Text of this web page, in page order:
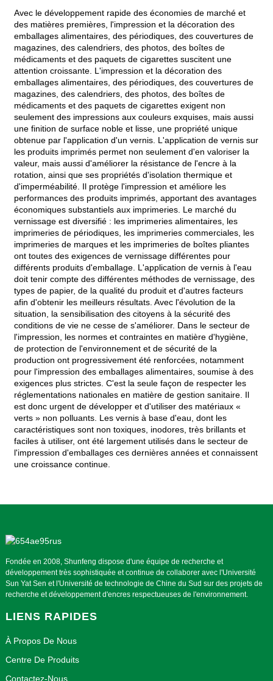
Avec le développement rapide des économies de marché et
des matières premières, l'impression et la décoration des
emballages alimentaires, des périodiques, des couvertures de
magazines, des calendriers, des photos, des boîtes de
médicaments et des paquets de cigarettes suscitent une
attention croissante. L'impression et la décoration des
emballages alimentaires, des périodiques, des couvertures de
magazines, des calendriers, des photos, des boîtes de
médicaments et des paquets de cigarettes exigent non
seulement des impressions aux couleurs exquises, mais aussi
une finition de surface noble et lisse, une propriété unique
obtenue par l'application d'un vernis. L'application de vernis sur
les produits imprimés permet non seulement d'en valoriser la
valeur, mais aussi d'améliorer la résistance de l'encre à la
rotation, ainsi que ses propriétés d'isolation thermique et
d'imperméabilité. Il protège l'impression et améliore les
performances des produits imprimés, apportant des avantages
économiques substantiels aux imprimeries. Le marché du
vernissage est diversifié : les imprimeries alimentaires, les
imprimeries de périodiques, les imprimeries commerciales, les
imprimeries de marques et les imprimeries de boîtes pliantes
ont toutes des exigences de vernissage différentes pour
différents produits d'emballage. L'application de vernis à l'eau
doit tenir compte des différentes méthodes de vernissage, des
types de papier, de la qualité du produit et d'autres facteurs
afin d'obtenir les meilleurs résultats. Avec l'évolution de la
situation, la sensibilisation des citoyens à la sécurité des
conditions de vie ne cesse de s'améliorer. Dans le secteur de
l'impression, les normes et contraintes en matière d'hygiène,
de protection de l'environnement et de sécurité de la
production ont progressivement été renforcées, notamment
pour l'impression des emballages alimentaires, soumise à des
exigences plus strictes. C'est la seule façon de respecter les
réglementations nationales en matière de gestion sanitaire. Il
est donc urgent de développer et d'utiliser des matériaux «
verts » non polluants. Les vernis à base d'eau, dont les
caractéristiques sont non toxiques, inodores, très brillants et
faciles à utiliser, ont été largement utilisés dans le secteur de
l'impression d'emballages ces dernières années et connaissent
une croissance continue.
Fondée en 2008, Shunfeng dispose d'une équipe de recherche et
développement très sophistiquée et continue de collaborer avec l'Université
Sun Yat Sen et l'Université de technologie de Chine du Sud sur des projets de
recherche et développement d'encres respectueuses de l'environnement.
LIENS RAPIDES
À Propos De Nous
Centre De Produits
Contactez-Nous